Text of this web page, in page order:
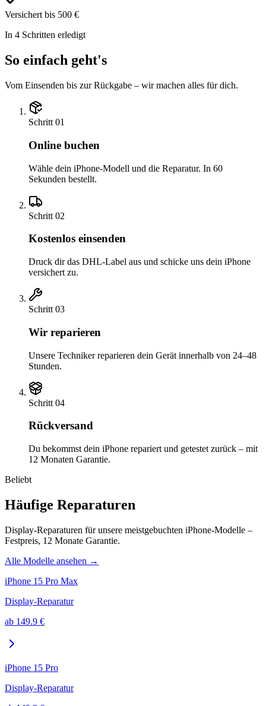
Versichert bis 500 €
In 4 Schritten erledigt
So einfach geht's
Vom Einsenden bis zur Rückgabe – wir machen alles für dich.
Schritt 01
Online buchen
Wähle dein iPhone-Modell und die Reparatur. In 60
Sekunden bestellt.
Schritt 02
Kostenlos einsenden
Druck dir das DHL-Label aus und schicke uns dein iPhone
versichert zu.
Schritt 03
Wir reparieren
Unsere Techniker reparieren dein Gerät innerhalb von 24–48
Stunden.
Schritt 04
Rückversand
Du bekommst dein iPhone repariert und getestet zurück – mit
12 Monaten Garantie.
Beliebt
Häufige Reparaturen
Display-Reparaturen für unsere meist­gebuchten iPhone-Modelle –
Festpreis, 12 Monate Garantie.
Alle Modelle ansehen →
iPhone 15 Pro Max
Display-Reparatur
ab 149.9 €
iPhone 15 Pro
Display-Reparatur